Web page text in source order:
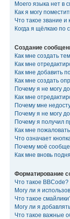
Моего языка нет в
Как я могу
Что такое звание и
Когда я щёлкаю по
Создание
Как мне создать
Как мне
Как мне добавить
Как мне создать
Почему я не могу
Как мне
Почему мне
Почему я не могу
Почему я получил
Как мне
Что означает
Почему моё
Как мне вновь
Форматирование
Что такое BBCode?
Могу ли я
Что такое
Могу ли я
Что такое важные